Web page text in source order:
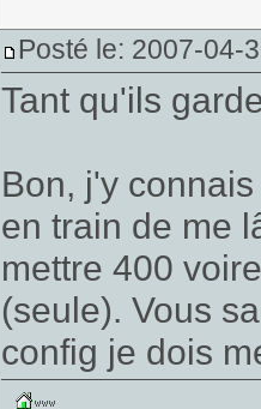
Posté le: 2007-04-
Tant qu'ils
Bon, j'y
en train de me
mettre 400
(seule). Vous
config je dois